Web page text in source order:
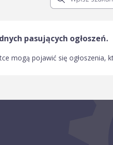
pasujących ogłoszeń.
mogą pojawić się ogłoszenia,